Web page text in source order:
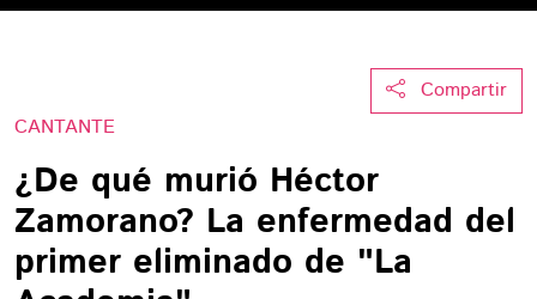
Compartir
CANTANTE
¿De qué murió Héctor
Zamorano? La enfermedad del
primer eliminado de "La